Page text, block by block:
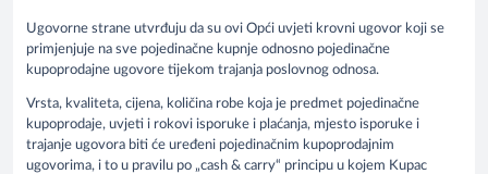
Ugovorne strane utvrđuju da su ovi Opći uvjeti krovni ugovor koji se
primjenjuje na sve pojedinačne kupnje odnosno pojedinačne
kupoprodajne ugovore tijekom trajanja poslovnog odnosa.
Vrsta, kvaliteta, cijena, količina robe koja je predmet pojedinačne
kupoprodaje, uvjeti i rokovi isporuke i plaćanja, mjesto isporuke i
trajanje ugovora biti će uređeni pojedinačnim kupoprodajnim
ugovorima, i to u pravilu po „cash & carry“ principu u kojem Kupac